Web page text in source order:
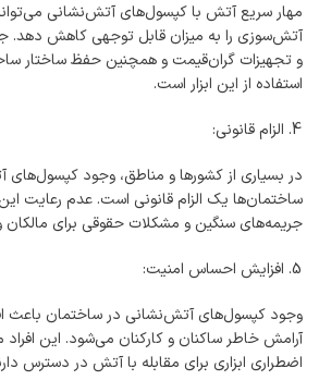
مهار سریع آتش با کپسول‌های آتش‌نشانی
آتش‌سوزی را به میزان قابل توجهی کاهش دهد.
و تجهیزات گران‌قیمت و همچنین حفظ ساختار
استفاده از این ابزار است.
الزام قانونی:
در بسیاری از کشورها و مناطق، وجود
ساختمان‌ها یک الزام قانونی است. عدم رعایت
جریمه‌های سنگین و مشکلات حقوقی برای
افزایش احساس امنیت:
وجود کپسول‌های آتش‌نشانی در ساختمان باعث
آرامش خاطر ساکنان و کارکنان می‌شود. این افراد
اضطراری ابزاری برای مقابله با آتش در دسترس